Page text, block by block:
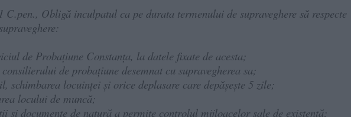
Obligă inculpatul ca pe durata termenului de supraveghere să respecte
de Probațiune Constanța, la datele fixate de acesta;
de probațiune desemnat cu supravegherea sa;
schimbarea locuinței și orice deplasare care depășește 5 zile;
locului de muncă;
și documente de natură a permite controlul mijloacelor sale de existență;